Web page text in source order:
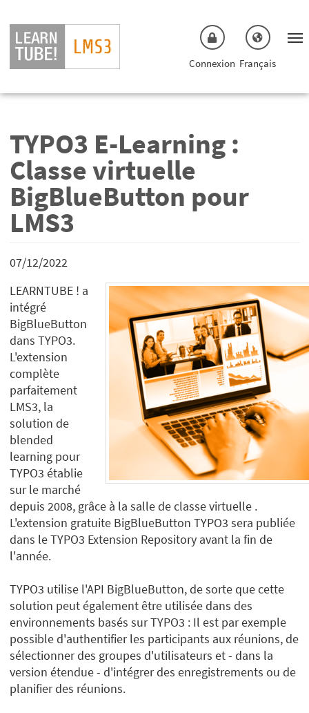
Connexion Français
TYPO3 E-Learning :
Classe virtuelle
BigBlueButton pour
LMS3
07/12/2022
LEARNTUBE ! a
intégré
BigBlueButton
dans TYPO3.
L'extension
complète
parfaitement
LMS3, la
solution de
blended
learning pour
TYPO3 établie
sur le marché
depuis 2008, grâce à la salle de classe virtuelle .
L'extension gratuite BigBlueButton TYPO3 sera publiée
dans le TYPO3 Extension Repository avant la fin de
l'année.
TYPO3 utilise l'API BigBlueButton, de sorte que cette
solution peut également être utilisée dans des
environnements basés sur TYPO3 : Il est par exemple
possible d'authentifier les participants aux réunions, de
sélectionner des groupes d'utilisateurs et - dans la
version étendue - d'intégrer des enregistrements ou de
planifier des réunions.